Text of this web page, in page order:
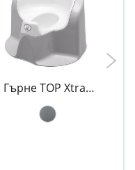
Гърне TOP Xtra -
Rotho Babydesign